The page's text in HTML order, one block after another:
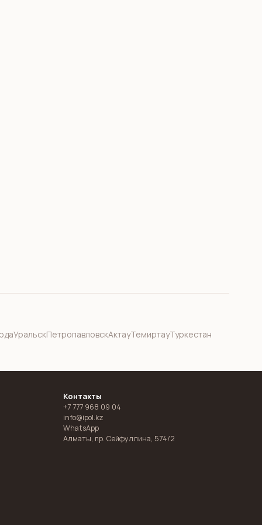
УральскПетропавловскАктауТемиртауТуркестан
Контакты
+7 777 968 09 04
info@ipol.kz
WhatsApp
Алматы, пр. Сейфуллина, 574/2